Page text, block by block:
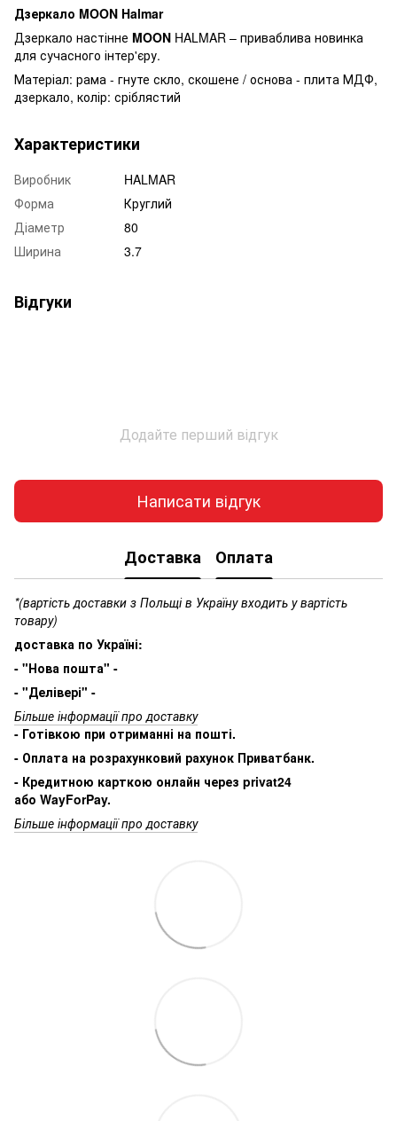
Дзеркало MOON Halmar
Дзеркало настінне MOON HALMAR – приваблива новинка
для сучасного інтер'єру.
Матеріал: рама - гнуте скло, скошене / основа - плита МДФ,
дзеркало, колір: сріблястий
Характеристики
Виробник
HALMAR
Форма
Круглий
Діаметр
80
Ширина
3.7
Відгуки
Додайте перший відгук
Написати відгук
Доставка Оплата
*(вартість доставки з Польщі в Україну входить у вартість
товару)
доставка по Україні:
- "Нова пошта" -
- "Делівері" -
Більше інформації про доставку
- Готівкою при отриманні на пошті.
- Оплата на розрахунковий рахунок Приватбанк.
- Кредитною карткою онлайн через privat24
або WayForPay.
Більше інформації про доставку